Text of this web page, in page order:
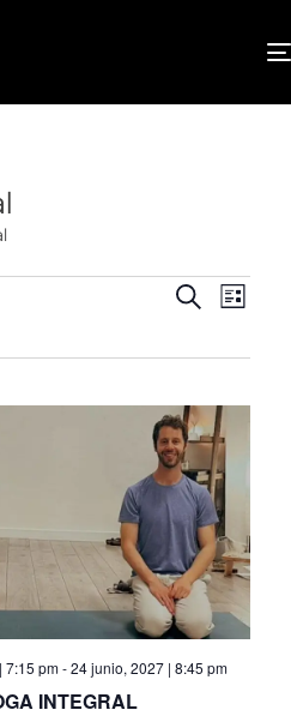
de
y
de
BUSCAR
de
de
LISTA
INTEGRAL
7:15 pm-24 junio, 2027 | 8:45 pm